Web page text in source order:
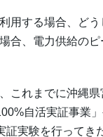
用する場合、ど
合、電力供給の
れまでに沖縄
自活実証事業
実験を行ってき